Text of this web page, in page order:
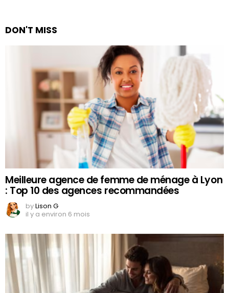
DON'T MISS
Meilleure agence de femme de ménage à Lyon
: Top 10 des agences recommandées
byLison G
il y a environ 6 mois